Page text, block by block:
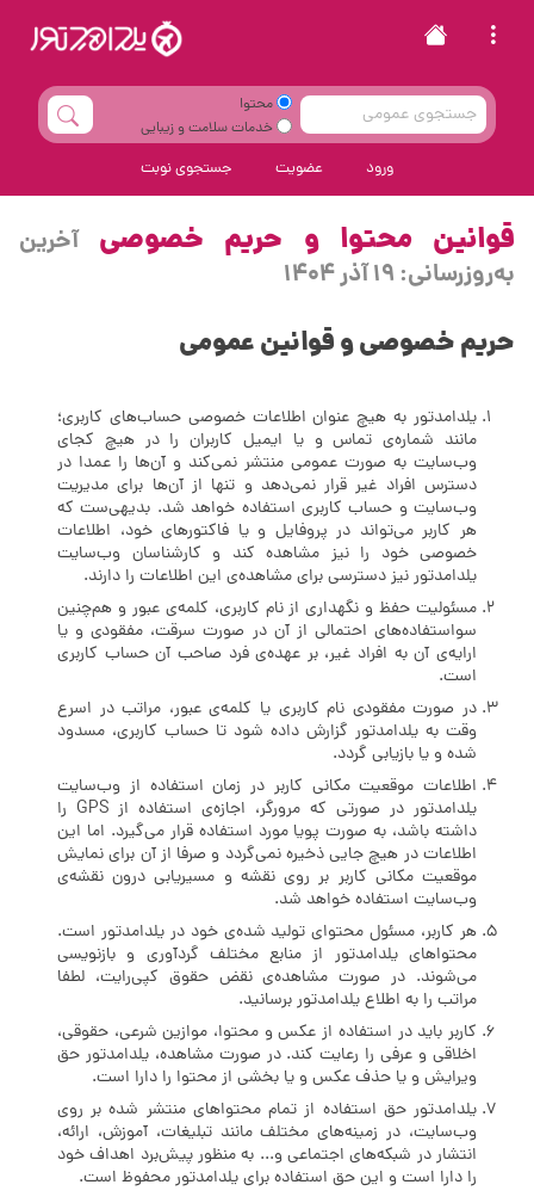
محتوا
خدمات سلامت و زیبایی
ورود عضویت جستجوی نوبت
قوانین محتوا و حریم خصوصیآخرین
به‌روزرسانی: 19 آذر 1404
حریم خصوصی و قوانین عمومی
یلدامدتور به هیچ عنوان اطلاعات خصوصی حساب‌های کاربری؛
مانند شماره‌ی تماس و یا ایمیل کاربران را در هیچ کجای
وب‌سایت به صورت عمومی منتشر نمی‌کند و آن‌ها را عمدا در
دسترس افراد غیر قرار نمی‌دهد و تنها از آن‌ها برای مدیریت
وب‌سایت و حساب کاربری استفاده خواهد شد. بدیهی‌ست که
هر کاربر می‌تواند در پروفایل و یا فاکتورهای خود، اطلاعات
خصوصی خود را نیز مشاهده کند و کارشناسان وب‌سایت
یلدامدتور نیز دسترسی برای مشاهده‌ی این اطلاعات را دارند.
مسئولیت حفظ و نگهداری از نام کاربری، کلمه‌ی عبور و هم‌چنین
سواستفاده‌های احتمالی از آن در صورت سرقت، مفقودی و یا
ارایه‌ی آن به افراد غیر، بر عهده‌ی فرد صاحب آن حساب کاربری
است.
در صورت مفقودی نام کاربری یا کلمه‌ی عبور، مراتب در اسرع
وقت به یلدامدتور گزارش داده شود تا حساب کاربری، مسدود
شده و یا بازیابی گردد.
اطلاعات موقعیت مکانی کاربر در زمان استفاده از وب‌سایت
یلدامدتور در صورتی که مرورگر، اجازه‌ی استفاده از GPS را
داشته باشد، به صورت پویا مورد استفاده قرار می‌گیرد. اما این
اطلاعات در هیچ جایی ذخیره نمی‌گردد و صرفا از آن برای نمایش
موقعیت مکانی کاربر بر روی نقشه و مسیریابی درون نقشه‌ی
وب‌سایت استفاده خواهد شد.
هر کاربر، مسئول محتوای تولید شده‌ی خود در یلدامدتور است.
محتواهای یلدامدتور از منابع مختلف گردآوری و بازنویسی
می‌شوند. در صورت مشاهده‌ی نقض حقوق کپی‌رایت، لطفا
مراتب را به اطلاع یلدامدتور برسانید.
کاربر باید در استفاده از عکس و محتوا، موازین شرعی، حقوقی،
اخلاقی و عرفی را رعایت کند. در صورت مشاهده، یلدامدتور حق
ویرایش و یا حذف عکس و یا بخشی از محتوا را دارا است.
یلدامدتور حق استفاده از تمام محتواهای منتشر شده بر روی
وب‌سایت، در زمینه‌های مختلف مانند تبلیغات، آموزش، ارائه،
انتشار در شبکه‌های اجتماعی و... به منظور پیش‌برد اهداف خود
را دارا است و این حق استفاده برای یلدامدتور محفوظ است.